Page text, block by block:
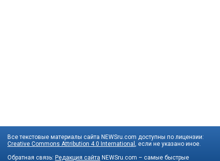
Все текстовые материалы сайта NEWSru.com доступны по лицензии:
Creative Commons Attribution 4.0 International , если не указано иное.
Обратная связь: Редакция сайта NEWSru.com – самые быстрые